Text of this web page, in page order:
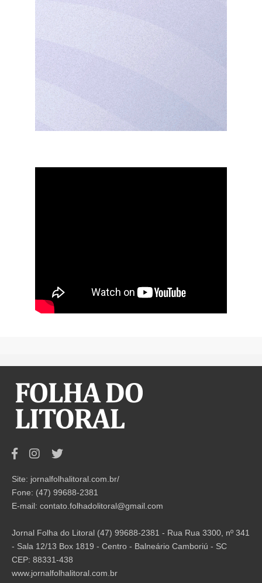
Site: jornalfolhalitoral.com.br/
Fone: (47) 99688-2381
E-mail: contato.folhadolitoral@gmail.com
Jornal Folha do Litoral (47) 99688-2381 - Rua Rua 3300, nº 341
- Sala 12/13 Box 1819 - Centro - Balneário Camboriú - SC
CEP: 88331-438
www.jornalfolhalitoral.com.br